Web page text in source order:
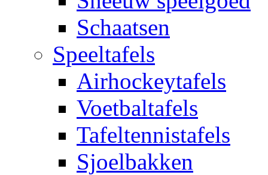
Schaatsen
Speeltafels
Airhockeytafels
Voetbaltafels
Tafeltennistafels
Sjoelbakken